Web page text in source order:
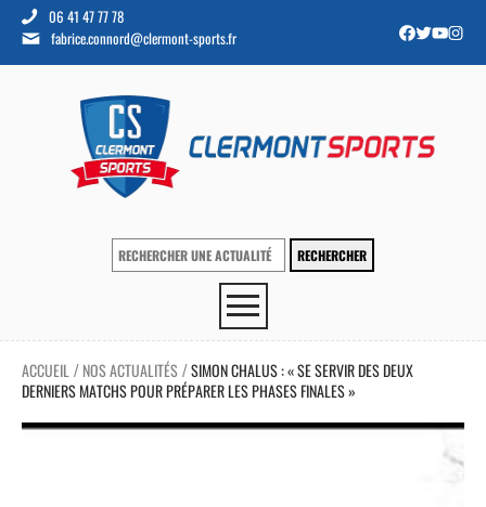
06 41 47 77 78
fabrice.connord@clermont-sports.fr
ACCUEIL / NOS ACTUALITÉS /SIMON CHALUS : « SE SERVIR DES DEUX
DERNIERS MATCHS POUR PRÉPARER LES PHASES FINALES »